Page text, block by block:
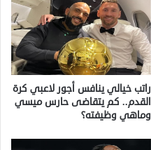
راتب خيالي ينافس أجور لاعبي كرة
القدم.. كم يتقاضى حارس ميسي
وماهي وظيفته؟